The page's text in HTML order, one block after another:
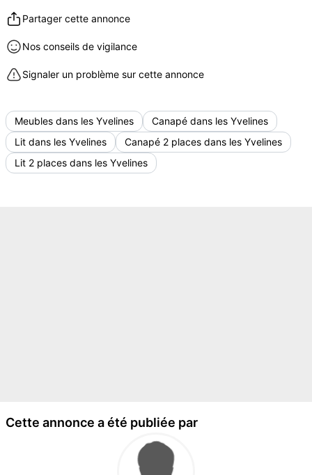
Partager cette annonce
Nos conseils de vigilance
Signaler un problème sur cette annonce
Meubles dans les Yvelines
Canapé dans les Yvelines
Lit dans les Yvelines
Canapé 2 places dans les Yvelines
Lit 2 places dans les Yvelines
Cette annonce a été publiée par